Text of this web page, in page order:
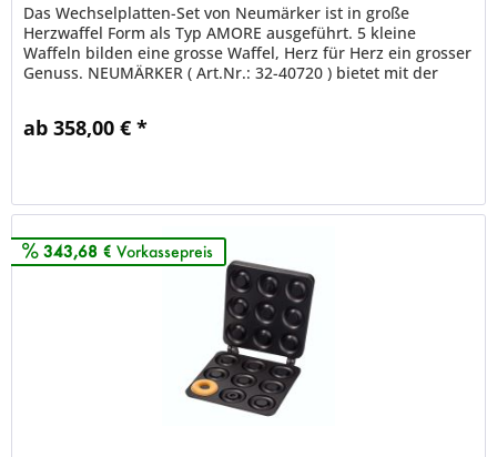
Das Wechselplatten-Set von Neumärker ist in große
Herzwaffel Form als Typ AMORE ausgeführt. 5 kleine
Waffeln bilden eine grosse Waffel, Herz für Herz ein grosser
Genuss. NEUMÄRKER ( Art.Nr.: 32-40720 ) bietet mit der
ab 358,00 € *
343,68 € Vorkassepreis